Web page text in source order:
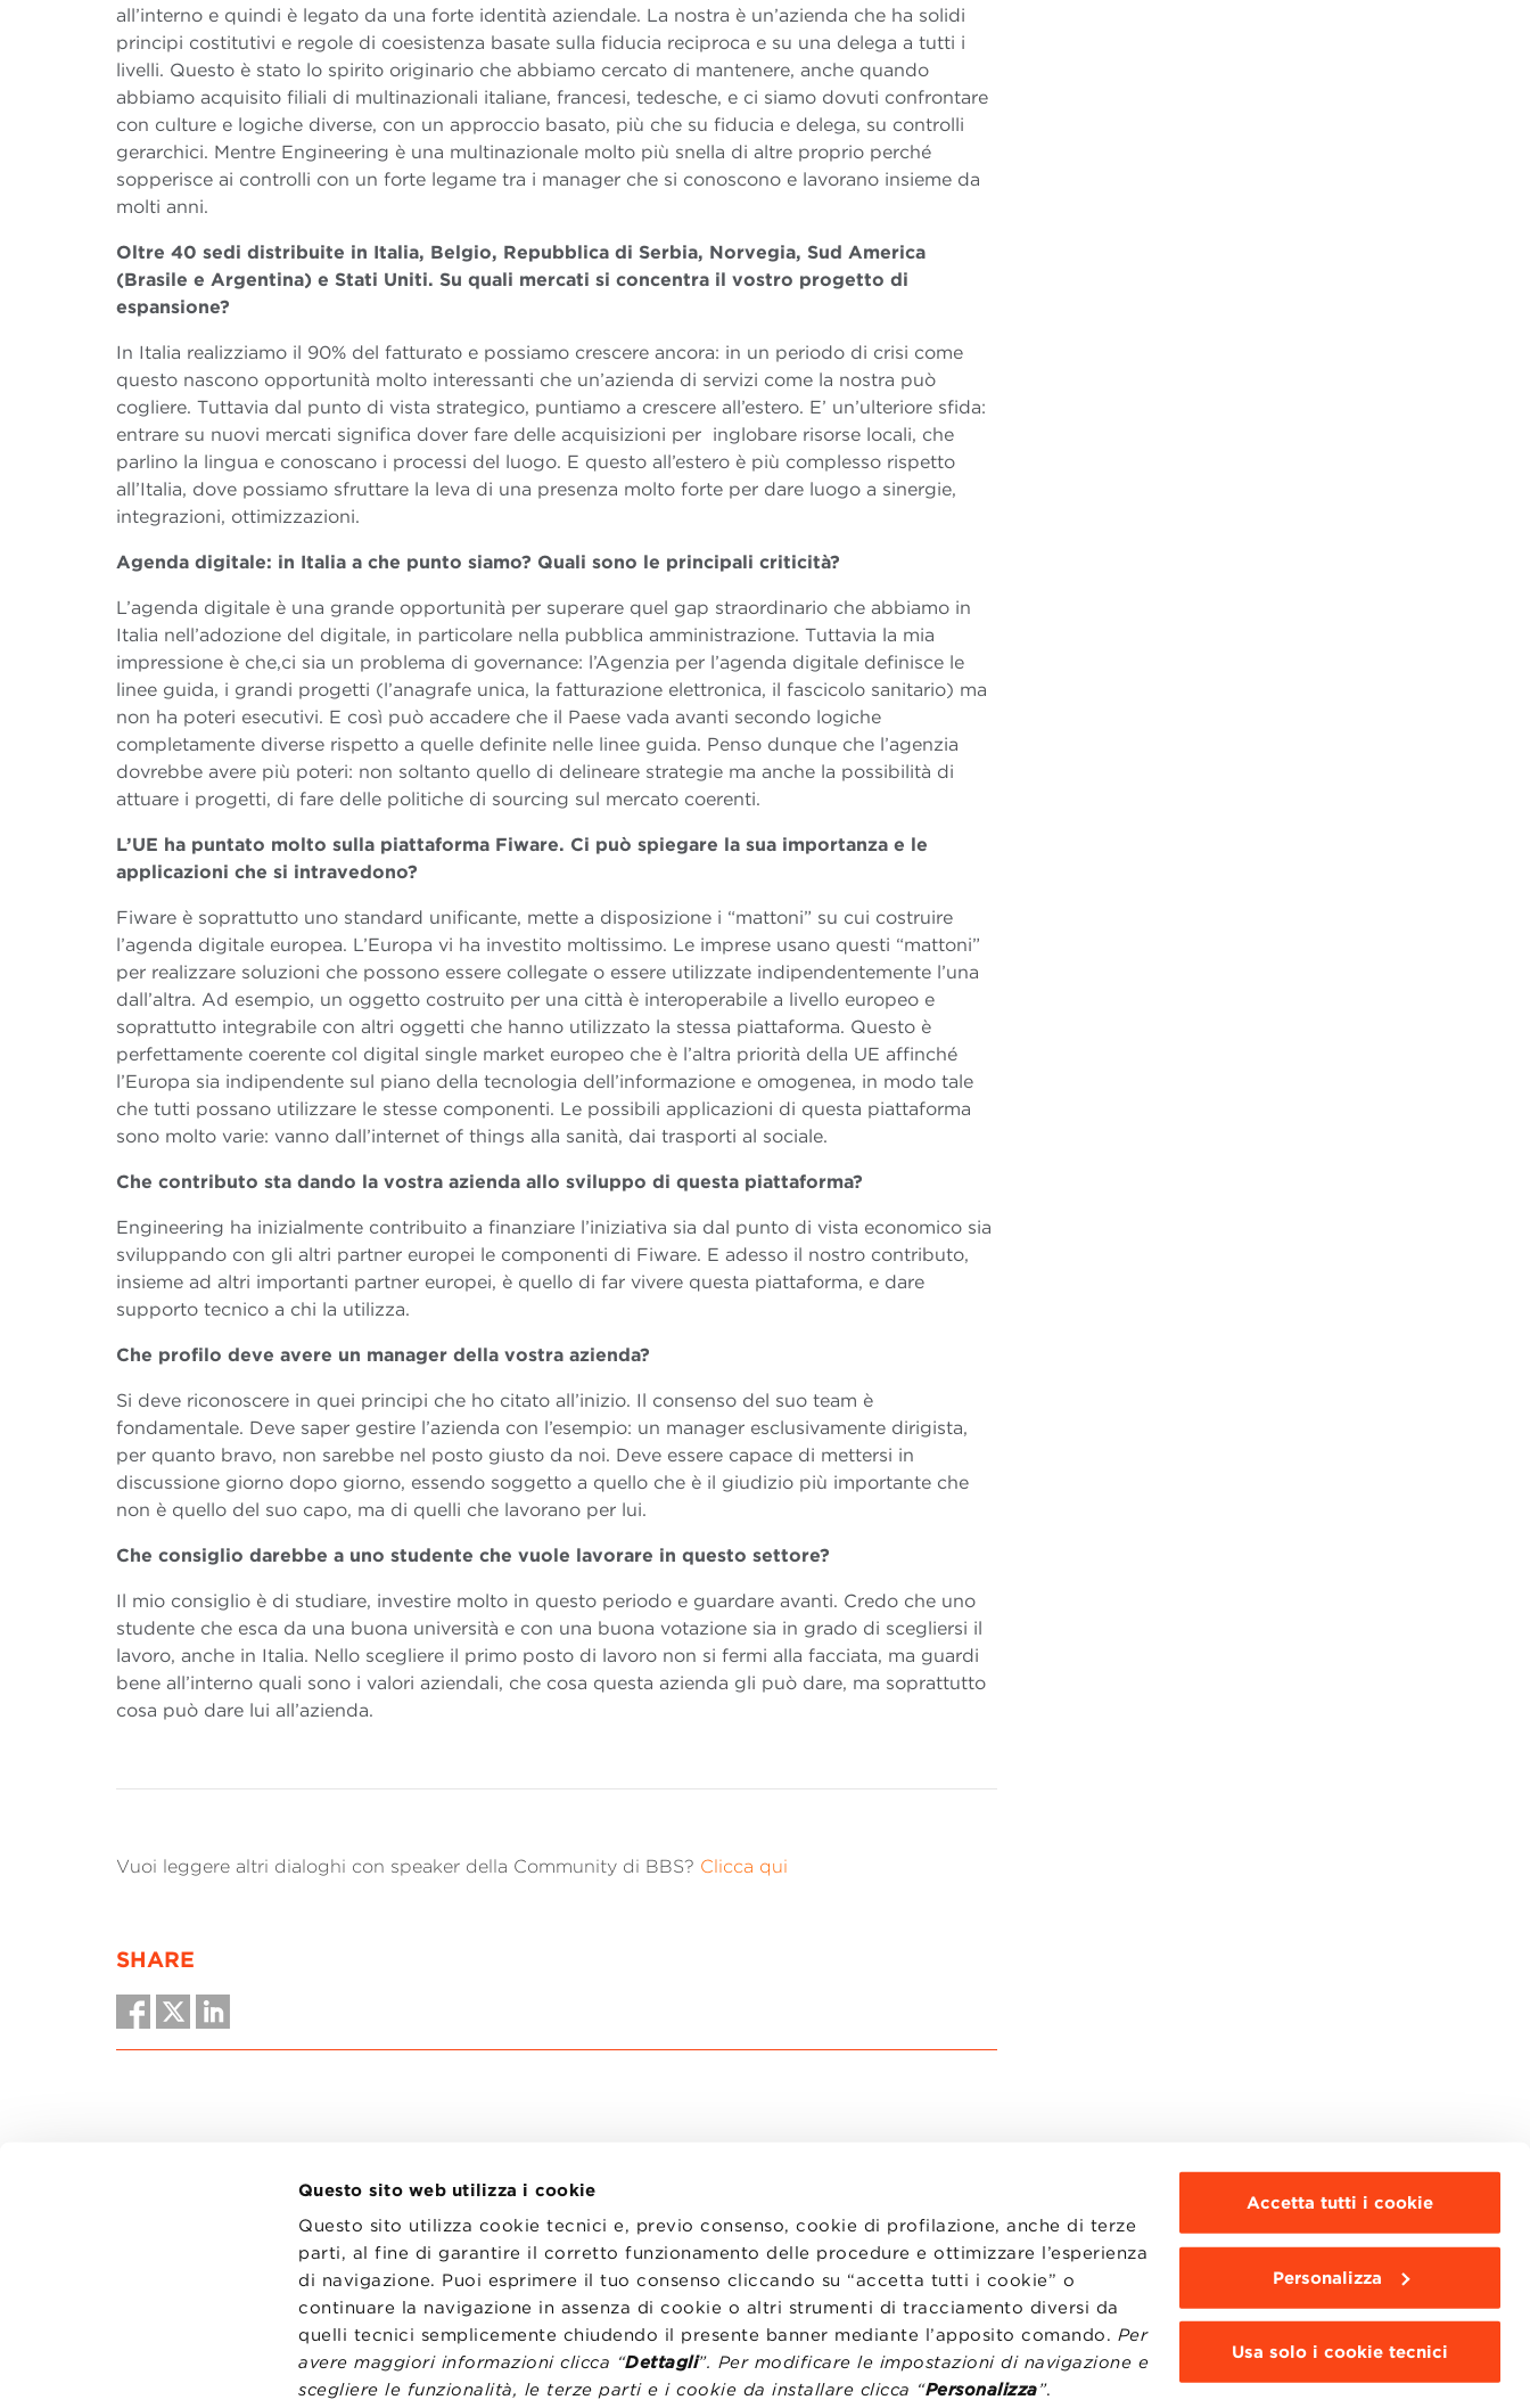
Questo sito web utilizza i cookie
Questo sito utilizza cookie tecnici e, previo consenso, cookie di profilazione, anche di terze
parti, al fine di garantire il corretto funzionamento delle procedure e ottimizzare l’esperienza
di navigazione. Puoi esprimere il tuo consenso cliccando su “accetta tutti i cookie” o
continuare la navigazione in assenza di cookie o altri strumenti di tracciamento diversi da
quelli tecnici semplicemente chiudendo il presente banner mediante l’apposito comando. Per
avere maggiori informazioni clicca “Dettagli”. Per modificare le impostazioni di navigazione e
scegliere le funzionalità, le terze parti e i cookie da installare clicca “Personalizza”.
Accetta tutti i cookie
Personalizza
Usa solo i cookie tecnici
all’interno e quindi è legato da una forte identità aziendale. La nostra è un’azienda che ha solidi
principi costitutivi e regole di coesistenza basate sulla fiducia reciproca e su una delega a tutti i
livelli. Questo è stato lo spirito originario che abbiamo cercato di mantenere, anche quando
abbiamo acquisito filiali di multinazionali italiane, francesi, tedesche, e ci siamo dovuti confrontare
con culture e logiche diverse, con un approccio basato, più che su fiducia e delega, su controlli
gerarchici. Mentre Engineering è una multinazionale molto più snella di altre proprio perché
sopperisce ai controlli con un forte legame tra i manager che si conoscono e lavorano insieme da
molti anni.
Oltre 40 sedi distribuite in Italia, Belgio, Repubblica di Serbia, Norvegia, Sud America
(Brasile e Argentina) e Stati Uniti. Su quali mercati si concentra il vostro progetto di
espansione?
In Italia realizziamo il 90% del fatturato e possiamo crescere ancora: in un periodo di crisi come
questo nascono opportunità molto interessanti che un’azienda di servizi come la nostra può
cogliere. Tuttavia dal punto di vista strategico, puntiamo a crescere all’estero. E’ un’ulteriore sfida:
entrare su nuovi mercati significa dover fare delle acquisizioni per inglobare risorse locali, che
parlino la lingua e conoscano i processi del luogo. E questo all’estero è più complesso rispetto
all’Italia, dove possiamo sfruttare la leva di una presenza molto forte per dare luogo a sinergie,
integrazioni, ottimizzazioni.
Agenda digitale: in Italia a che punto siamo? Quali sono le principali criticità?
L’agenda digitale è una grande opportunità per superare quel gap straordinario che abbiamo in
Italia nell’adozione del digitale, in particolare nella pubblica amministrazione. Tuttavia la mia
impressione è che,ci sia un problema di governance: l’Agenzia per l’agenda digitale definisce le
linee guida, i grandi progetti (l’anagrafe unica, la fatturazione elettronica, il fascicolo sanitario) ma
non ha poteri esecutivi. E così può accadere che il Paese vada avanti secondo logiche
completamente diverse rispetto a quelle definite nelle linee guida. Penso dunque che l’agenzia
dovrebbe avere più poteri: non soltanto quello di delineare strategie ma anche la possibilità di
attuare i progetti, di fare delle politiche di sourcing sul mercato coerenti.
L’UE ha puntato molto sulla piattaforma Fiware. Ci può spiegare la sua importanza e le
applicazioni che si intravedono?
Fiware è soprattutto uno standard unificante, mette a disposizione i “mattoni” su cui costruire
l’agenda digitale europea. L’Europa vi ha investito moltissimo. Le imprese usano questi “mattoni”
per realizzare soluzioni che possono essere collegate o essere utilizzate indipendentemente l’una
dall’altra. Ad esempio, un oggetto costruito per una città è interoperabile a livello europeo e
soprattutto integrabile con altri oggetti che hanno utilizzato la stessa piattaforma. Questo è
perfettamente coerente col digital single market europeo che è l’altra priorità della UE affinché
l’Europa sia indipendente sul piano della tecnologia dell’informazione e omogenea, in modo tale
che tutti possano utilizzare le stesse componenti. Le possibili applicazioni di questa piattaforma
sono molto varie: vanno dall’internet of things alla sanità, dai trasporti al sociale.
Che contributo sta dando la vostra azienda allo sviluppo di questa piattaforma?
Engineering ha inizialmente contribuito a finanziare l’iniziativa sia dal punto di vista economico sia
sviluppando con gli altri partner europei le componenti di Fiware. E adesso il nostro contributo,
insieme ad altri importanti partner europei, è quello di far vivere questa piattaforma, e dare
supporto tecnico a chi la utilizza.
Che profilo deve avere un manager della vostra azienda?
Si deve riconoscere in quei principi che ho citato all’inizio. Il consenso del suo team è
fondamentale. Deve saper gestire l’azienda con l’esempio: un manager esclusivamente dirigista,
per quanto bravo, non sarebbe nel posto giusto da noi. Deve essere capace di mettersi in
discussione giorno dopo giorno, essendo soggetto a quello che è il giudizio più importante che
non è quello del suo capo, ma di quelli che lavorano per lui.
Che consiglio darebbe a uno studente che vuole lavorare in questo settore?
Il mio consiglio è di studiare, investire molto in questo periodo e guardare avanti. Credo che uno
studente che esca da una buona università e con una buona votazione sia in grado di scegliersi il
lavoro, anche in Italia. Nello scegliere il primo posto di lavoro non si fermi alla facciata, ma guardi
bene all’interno quali sono i valori aziendali, che cosa questa azienda gli può dare, ma soprattutto
cosa può dare lui all’azienda.
Vuoi leggere altri dialoghi con speaker della Community di BBS? Clicca qui
SHARE
CONTATTI
TRASPARENZA
PRIVACY
PREFERENZE COOKIE
LAVORA CON NOI
STATUTO
WHISTLEBLOWING
WEBMAIL
BBS COMMUNITY PORTAL
PRESS